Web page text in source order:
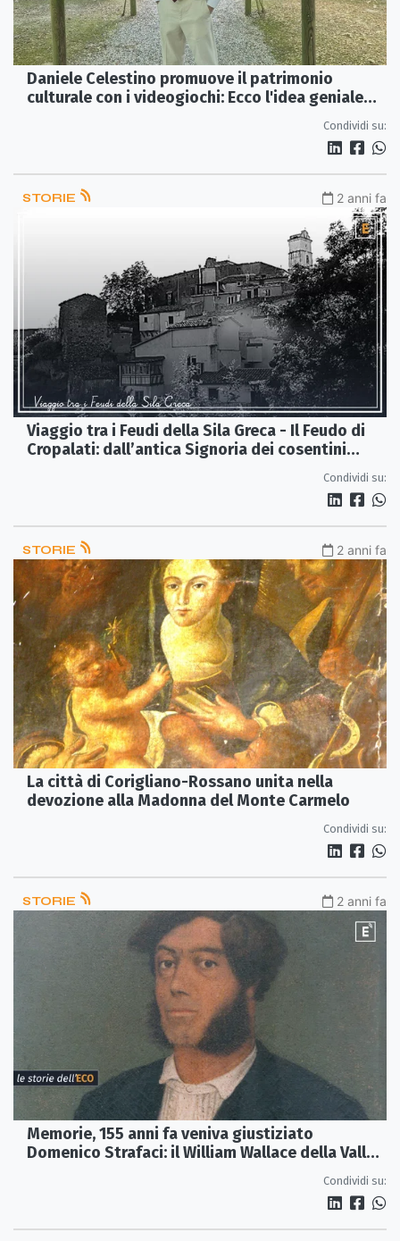
Daniele Celestino promuove il patrimonio
culturale con i videogiochi: Ecco l'idea geniale
Condividi su:
STORIE 2 anni fa
Viaggio tra i Feudi della Sila Greca - Il Feudo di
Cropalati: dall’antica Signoria dei cosentini
Condividi su:
STORIE 2 anni fa
La città di Corigliano-Rossano unita nella
devozione alla Madonna del Monte Carmelo
Condividi su:
STORIE 2 anni fa
Memorie, 155 anni fa veniva giustiziato
Domenico Strafaci: il William Wallace della Valle
Condividi su: